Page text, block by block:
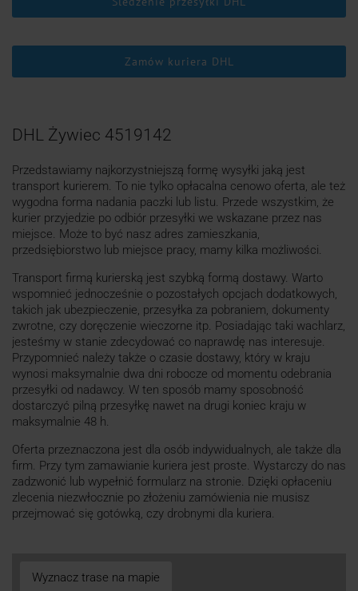
Zamów kuriera DHL
DHL Żywiec 4519142
Przedstawiamy najkorzystniejszą formę wysyłki jaką jest
transport kurierem. To nie tylko opłacalna cenowo oferta, ale też
wygodna forma nadania paczki lub listu. Przede wszystkim, że
kurier przyjedzie po odbiór przesyłki we wskazane przez nas
miejsce. Może to być nasz adres zamieszkania,
przedsiębiorstwo lub miejsce pracy, mamy kilka możliwości.
Transport firmą kurierską jest szybką formą dostawy. Warto
wspomnieć jednocześnie o pozostałych opcjach dodatkowych,
takich jak ubezpieczenie, przesyłka za pobraniem, dokumenty
zwrotne, czy doręczenie wieczorne itp. Posiadając taki wachlarz,
jesteśmy w stanie zdecydować co naprawdę nas interesuje.
Przypomnieć należy także o czasie dostawy, który w kraju
wynosi maksymalnie dwa dni robocze od momentu odebrania
przesyłki od nadawcy. W ten sposób mamy sposobność
dostarczyć pilną przesyłkę nawet na drugi koniec kraju w
maksymalnie 48 h.
Oferta przeznaczona jest dla osób indywidualnych, ale także dla
firm. Przy tym zamawianie kuriera jest proste. Wystarczy do nas
zadzwonić lub wypełnić formularz na stronie. Dzięki opłaceniu
zlecenia niezwłocznie po złożeniu zamówienia nie musisz
przejmować się gotówką, czy drobnymi dla kuriera.
Wyznacz trase na mapie